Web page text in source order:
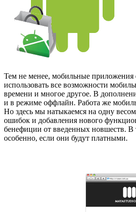
Тем не менее, мобильные приложения
использовать все возможности
времени и многое другое. В
и в режиме оффлайн. Работа же
Но здесь мы натыкаемся на одну
ошибок и добавления нового
бенефиции от введенных новшеств. В
особенно, если они будут платными.